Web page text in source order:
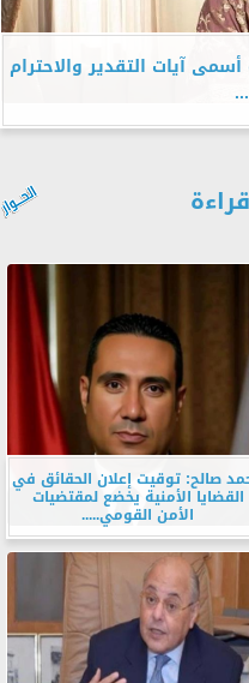
آيات التقدير والاحترام
صالح: توقيت إعلان الحقائق في
القضايا الأمنية يخضع لمقتضيات
الأمن القومي.....